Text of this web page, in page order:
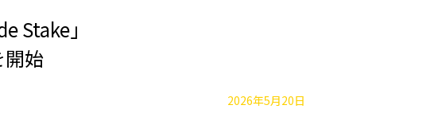
Stake」
開始
2026年5月20日